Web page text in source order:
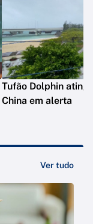
Tufão Dolphin
China em alerta
Ver tudo